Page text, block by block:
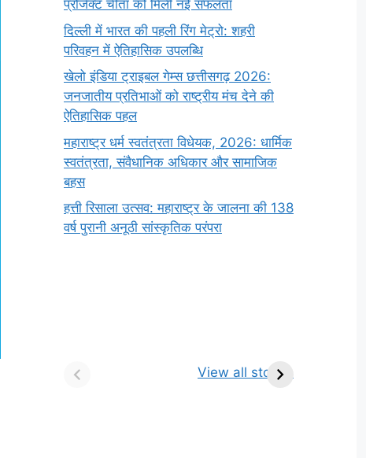
प्रोजेक्ट चीता को मिली नई सफलता
दिल्ली में भारत की पहली रिंग मेट्रो: शहरी
परिवहन में ऐतिहासिक उपलब्धि
खेलो इंडिया ट्राइबल गेम्स छत्तीसगढ़ 2026:
जनजातीय प्रतिभाओं को राष्ट्रीय मंच देने की
ऐतिहासिक पहल
महाराष्ट्र धर्म स्वतंत्रता विधेयक, 2026: धार्मिक
स्वतंत्रता, संवैधानिक अधिकार और सामाजिक
बहस
हत्ती रिसाला उत्सव: महाराष्ट्र के जालना की 138
वर्ष पुरानी अनूठी सांस्कृतिक परंपरा
View all stories
किसे कहते है? परिभाषा,
ज्योतिर्लिंग | नाम, स्थान एवं